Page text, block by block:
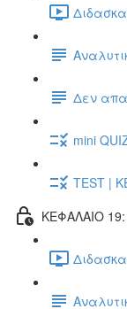
Δεν
mini
TEST |
ΚΕΦΑΛΑΙΟ 19: